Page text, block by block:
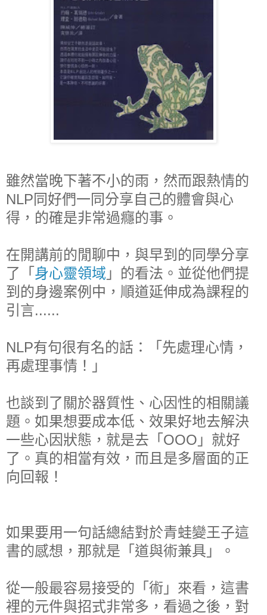
雖然當晚下著不小的雨，然而跟熱情的
NLP同好們一同分享自己的體會與心
得，的確是非常過癮的事。
在開講前的閒聊中，與早到的同學分享
了「 身心靈領域 」的看法。並從他們提
到的身邊案例中，順道延伸成為課程的
引言......
NLP有句很有名的話：「先處理心情，
再處理事情！」
也談到了關於器質性、心因性的相關議
題。如果想要成本低、效果好地去解決
一些心因狀態，就是去「OOO」就好
了。真的相當有效，而且是多層面的正
向回報！
如果要用一句話總結對於青蛙變王子這
書的感想，那就是「道與術兼具」。
從一般最容易接受的「術」來看，這書
裡的元件與招式非常多，看過之後，對